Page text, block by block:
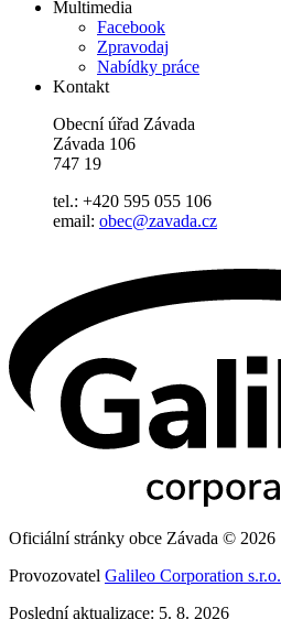
Multimedia
Facebook
Zpravodaj
Nabídky práce
Kontakt
Obecní úřad Závada
Závada 106
747 19
tel.: +420 595 055 106
email: obec@zavada.cz
Oficiální stránky obce Závada © 2026
Provozovatel Galileo Corporation s.r.o.
Poslední aktualizace: 5. 8. 2026